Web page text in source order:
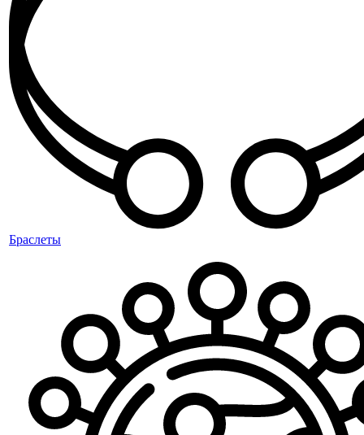
Браслеты